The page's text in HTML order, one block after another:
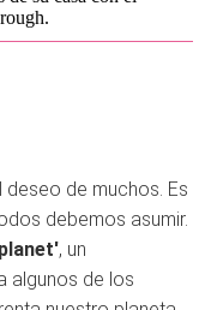
deseo de muchos. Es
debemos asumir.
, un
algunos de los